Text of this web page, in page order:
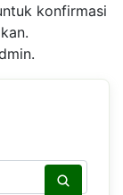
konfirmasi